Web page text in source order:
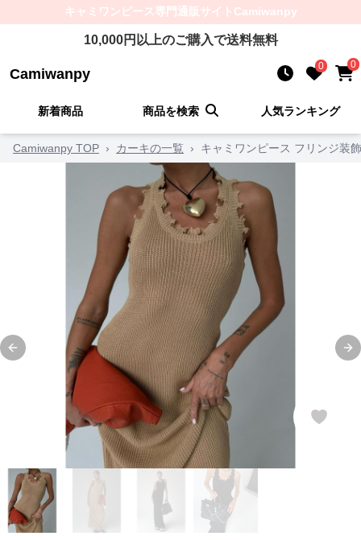
キャミワンピース専門通販サイト Camiwanpy
10,000円以上のご購入で送料無料
Camiwanpy 0 0
新着商品 商品を検索 人気ランキング
Camiwanpy TOP › カーキの一覧 › キャミワンピース フリンジ装
Previous slide